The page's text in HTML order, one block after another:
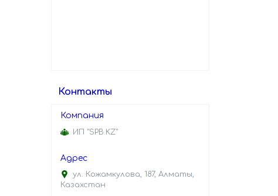
Контакты
ИП "SPB.KZ"
ул. Кожамкулова, 187, Алматы,
Казахстан